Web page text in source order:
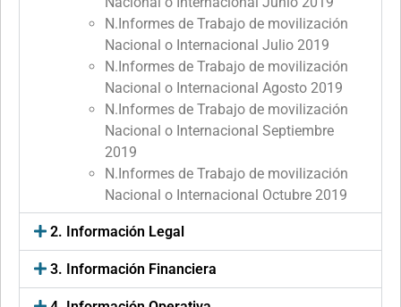
N.Informes de Trabajo de movilización
Nacional o Internacional Julio 2019
N.Informes de Trabajo de movilización
Nacional o Internacional Agosto 2019
N.Informes de Trabajo de movilización
Nacional o Internacional Septiembre
2019
N.Informes de Trabajo de movilización
Nacional o Internacional Octubre 2019
2. Información Legal
3. Información Financiera